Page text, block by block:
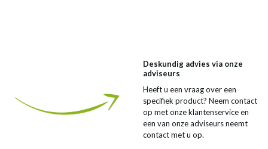
Deskundig advies via onze
adviseurs
Heeft u een vraag over een
specifiek product? Neem contact
op met onze klantenservice en
een van onze adviseurs neemt
contact met u op.